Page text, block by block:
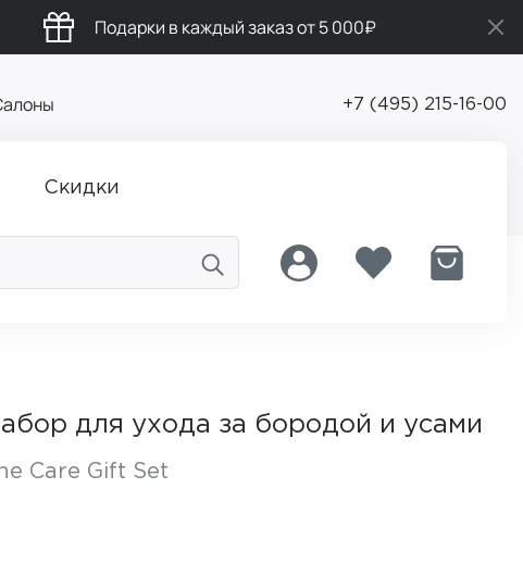
Подарки в каждый заказ от 5 000₽
+7 (495) 215-16-00
Скидки
для ухода за бородой и усами
Care Gift Set